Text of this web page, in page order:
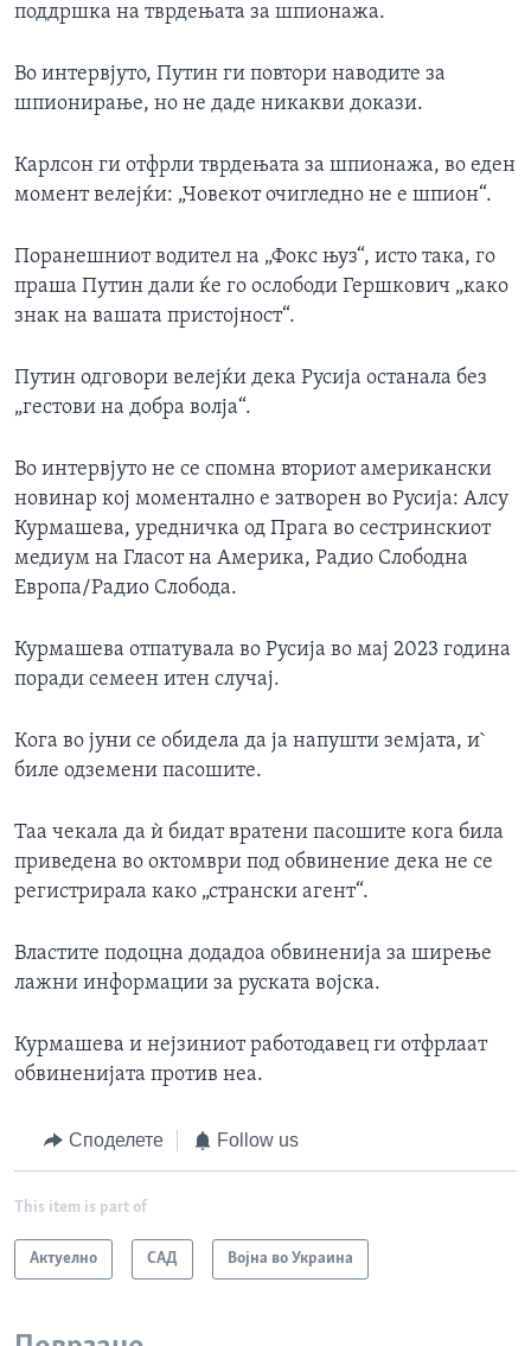
поддршка на тврдењата за шпионажа.
Во интервјуто, Путин ги повтори наводите за
шпионирање, но не даде никакви докази.
Карлсон ги отфрли тврдењата за шпионажа, во еден
момент велејќи: „Човекот очигледно не е шпион“.
Поранешниот водител на „Фокс њуз“, исто така, го
праша Путин дали ќе го ослободи Гершкович „како
знак на вашата пристојност“.
Путин одговори велејќи дека Русија останала без
„гестови на добра волја“.
Во интервјуто не се спомна вториот американски
новинар кој моментално е затворен во Русија: Алсу
Курмашева, уредничка од Прага во сестринскиот
медиум на Гласот на Америка, Радио Слободна
Европа/Радио Слобода.
Курмашева отпатувалa во Русија во мај 2023 година
поради семеен итен случај.
Кога во јуни се обидела да ја напушти земјата, и`
биле одземени пасошите.
Таа чекала да ѝ бидат вратени пасошите кога била
приведена во октомври под обвинение дека не се
регистрирала како „странски агент“.
Властите подоцна додадоа обвиненија за ширење
лажни информации за руската војска.
Курмашева и нејзиниот работодавец ги отфрлаат
обвиненијата против неа.
Споделете Follow us
This item is part of
Актуелно САД Војна во Украина